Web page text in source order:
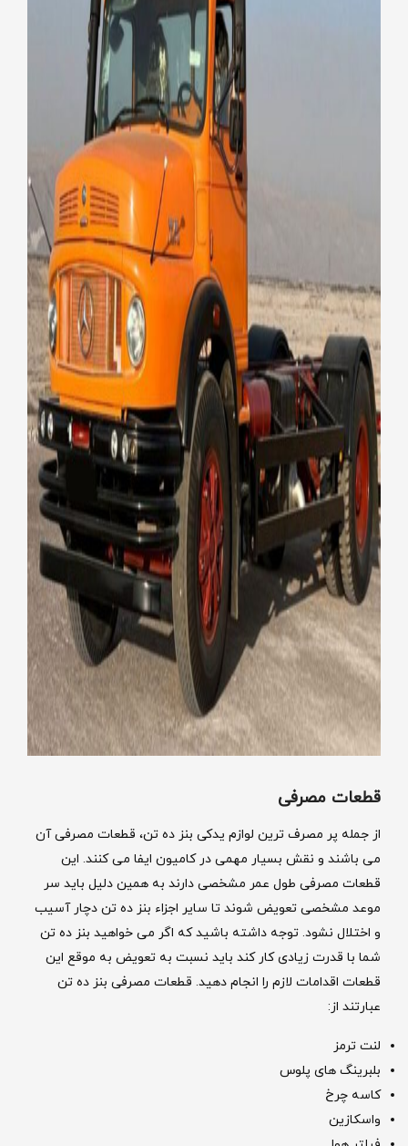
قطعات مصرفی
از جمله پر مصرف ترین لوازم یدکی بنز ده تن، قطعات مصرفی آن
می باشند و نقش بسیار مهمی در کامیون ایفا می کنند. این
قطعات مصرفی طول عمر مشخصی دارند به همین دلیل باید سر
موعد مشخصی تعویض شوند تا سایر اجزاء بنز ده تن دچار آسیب
و اختلال نشود. توجه داشته باشید که اگر می خواهید بنز ده تن
شما با قدرت زیادی کار کند باید نسبت به تعویض به موقع این
قطعات اقدامات لازم را انجام دهید. قطعات مصرفی بنز ده تن
عبارتند از:
لنت ترمز
بلبرینگ های پلوس
کاسه چرخ
واسکازین